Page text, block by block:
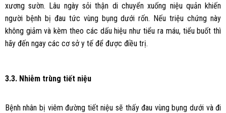
xương sườn. Lâu ngày sỏi thận di chuyển xuống niệu quản khiến
người bệnh bị đau tức vùng bụng dưới rốn. Nếu triệu chứng này
không giảm và kèm theo các dấu hiệu như tiểu ra máu, tiểu buốt thì
hãy đến ngay các cơ sở y tế để được điều trị.
3.3. Nhiễm trùng tiết niệu
Bệnh nhân bị viêm đường tiết niệu sẽ thấy đau vùng bụng dưới và đi